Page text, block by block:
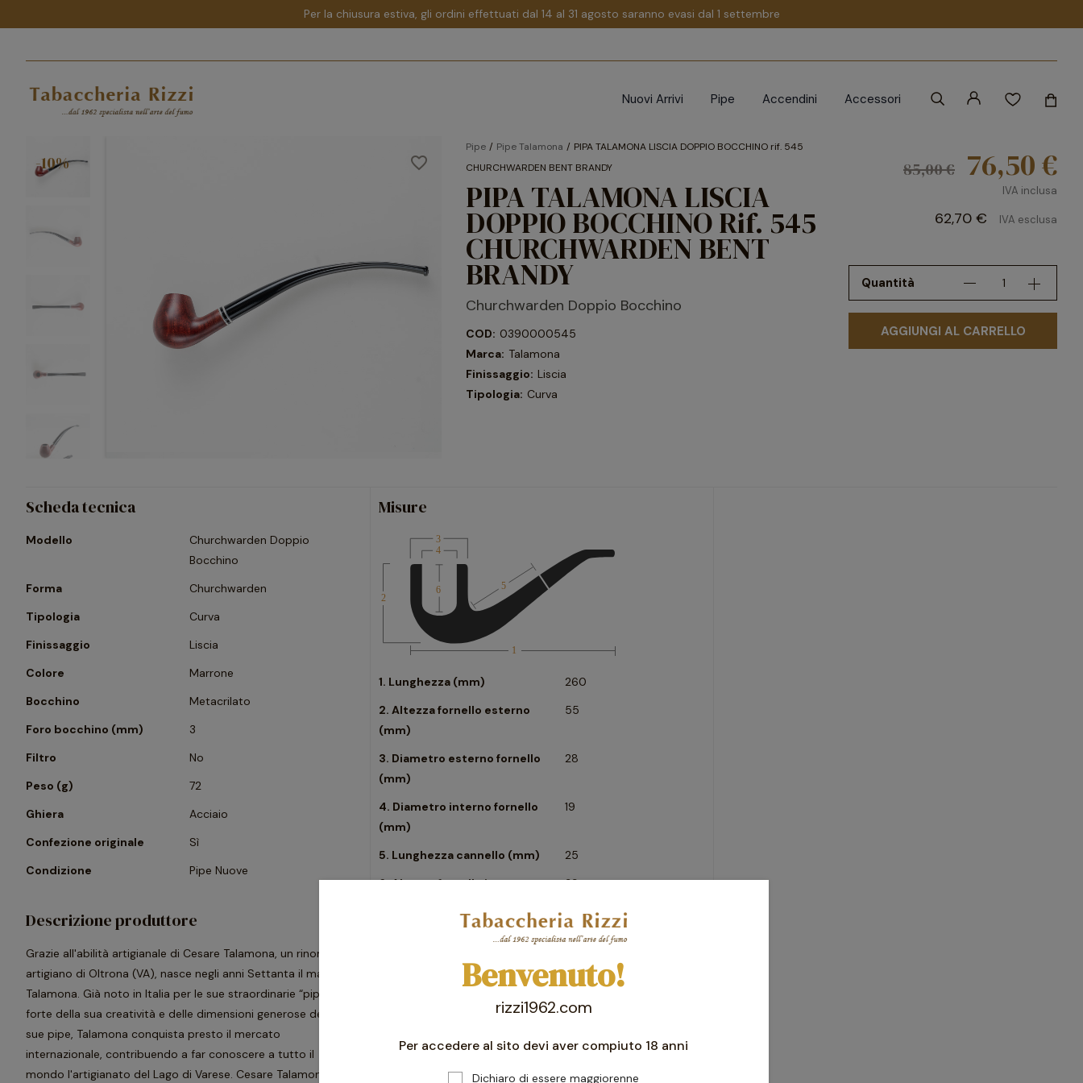
Per la chiusura estiva, gli ordini effettuati dal 14 al 31 agosto saranno evasi dal 1 settembre
Nuovi Arrivi Pipe Accendini Accessori
favorite_border
-10%
Pipe Pipe Talamona
PIPA TALAMONA LISCIA DOPPIO BOCCHINO rif. 545
CHURCHWARDEN BENT BRANDY
PIPA TALAMONA LISCIA
DOPPIO BOCCHINO Rif. 545
CHURCHWARDEN BENT
BRANDY
Churchwarden Doppio Bocchino
COD: 0390000545
Marca: Talamona
Finissaggio: Liscia
Tipologia: Curva
85,00 € 76,50 €
IVA inclusa
62,70 € IVA esclusa
Quantità
AGGIUNGI AL CARRELLO
Scheda tecnica
Modello
Churchwarden Doppio
Bocchino
Forma
Churchwarden
Tipologia
Curva
Finissaggio
Liscia
Colore
Marrone
Bocchino
Metacrilato
Foro bocchino (mm)
3
Filtro
No
Peso (g)
72
Ghiera
Acciaio
Confezione originale
Sì
Condizione
Pipe Nuove
Descrizione produttore
Grazie all'abilità artigianale di Cesare Talamona, un rinomato
artigiano di Oltrona (VA), nasce negli anni Settanta il marchio
Talamona. Già noto in Italia per le sue straordinarie “pipatt" e
forte della sua creatività e delle dimensioni generose delle
sue pipe, Talamona conquista presto il mercato
internazionale, contribuendo a far conoscere a tutto il
mondo l'artigianato del Lago di Varese. Cesare Talamona si è
Misure
1. Lunghezza (mm)
260
2. Altezza fornello esterno
(mm)
55
3. Diametro esterno fornello
(mm)
28
4. Diametro interno fornello
(mm)
19
5. Lunghezza cannello (mm)
25
6. Altezza fornello interno
39
Benvenuto!
rizzi1962.com
Per accedere al sito devi aver compiuto 18 anni
Dichiaro di essere maggiorenne